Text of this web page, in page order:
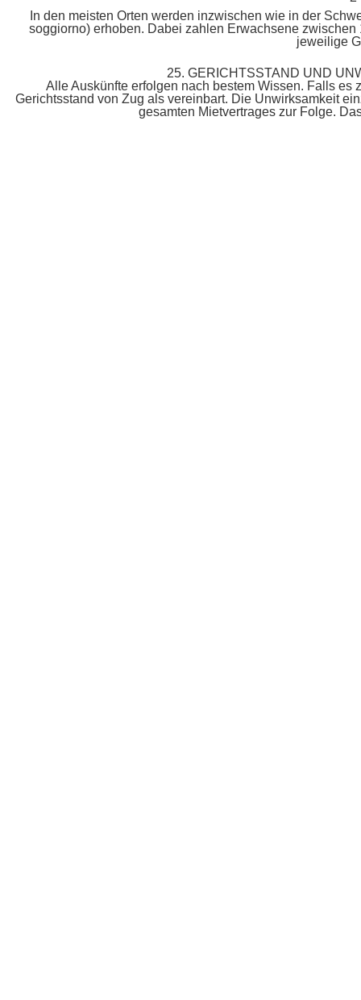
In den meisten Orten werden inzwischen wie in der
soggiorno) erhoben. Dabei zahlen Erwachsene
jeweilige
25. GERICHTSSTAND UND
Alle Auskünfte erfolgen nach bestem Wissen. Falls
Gerichtsstand von Zug als vereinbart. Die Unwirksamkeit
gesamten Mietvertrages zur Folge.